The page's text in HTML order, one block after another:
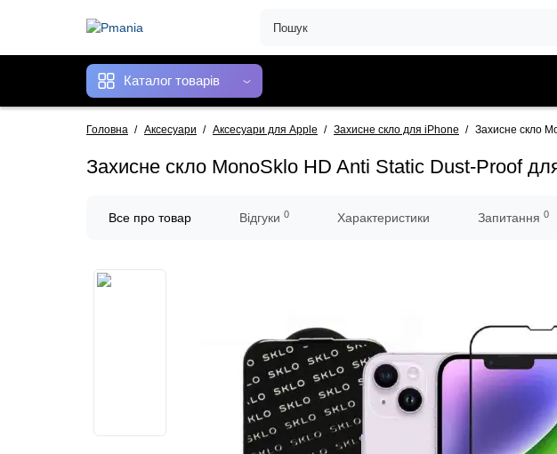
Каталог товарів
Головна Аксесуари Аксесуари для Apple Захисне скло для iPhone Захисне скло
Захисне скло MonoSklo HD Anti Static Dust-Proof
Все про товар Відгуки 0 Характеристики Запитання 0